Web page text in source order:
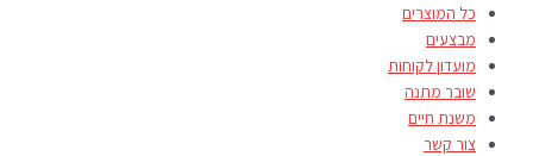
כל המוצרים
מבצעים
מועדון לקוחות
שובר מתנה
משנת חיים
צור קשר